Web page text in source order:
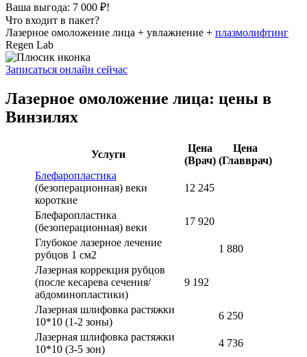
Ваша выгода: 7 000 ₽!
Что входит в пакет?
Лазерное омоложение лица + увлажнение + плазмолифтинг
Regen Lab
Записаться онлайн сейчас
Лазерное омоложение лица: цены в
Винзилях
Услуги
Цена
(Врач)
Цена
(Главврач)
Блефаропластика
(безоперационная) веки
короткие
12 245
Блефаропластика
(безоперационная) веки
17 920
Глубокое лазерное лечение
рубцов 1 см2
1 880
Лазерная коррекция рубцов
(после кесарева сечения/
абдоминопластики)
9 192
Лазерная шлифовка растяжки
10*10 (1-2 зоны)
6 250
Лазерная шлифовка растяжки
10*10 (3-5 зон)
4 736